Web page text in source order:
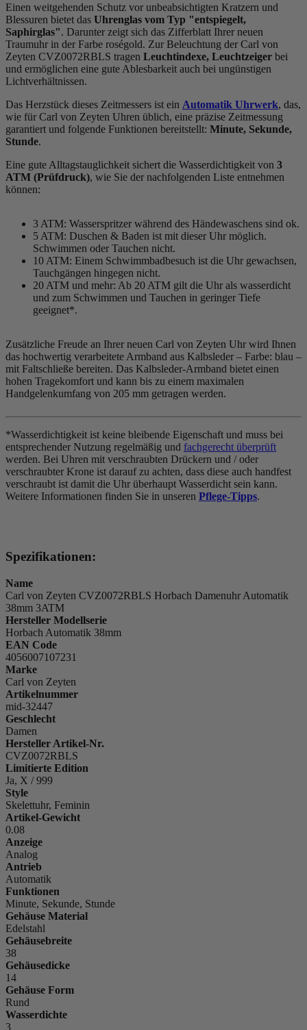
Einen weitgehenden Schutz vor unbeabsichtigten Kratzern und
Blessuren bietet das Uhrenglas vom Typ "entspiegelt,
Saphirglas". Darunter zeigt sich das Zifferblatt Ihrer neuen
Traumuhr in der Farbe roségold. Zur Beleuchtung der Carl von
Zeyten CVZ0072RBLS tragen Leuchtindexe, Leuchtzeiger bei
und ermöglichen eine gute Ablesbarkeit auch bei ungünstigen
Lichtverhältnissen.
Das Herzstück dieses Zeitmessers ist ein Automatik Uhrwerk, das,
wie für Carl von Zeyten Uhren üblich, eine präzise Zeitmessung
garantiert und folgende Funktionen bereitstellt: Minute, Sekunde,
Stunde.
Eine gute Alltagstauglichkeit sichert die Wasserdichtigkeit von 3
ATM (Prüfdruck), wie Sie der nachfolgenden Liste entnehmen
können:
3 ATM: Wasserspritzer während des Händewaschens sind ok.
5 ATM: Duschen & Baden ist mit dieser Uhr möglich.
Schwimmen oder Tauchen nicht.
10 ATM: Einem Schwimmbadbesuch ist die Uhr gewachsen,
Tauchgängen hingegen nicht.
20 ATM und mehr: Ab 20 ATM gilt die Uhr als wasserdicht
und zum Schwimmen und Tauchen in geringer Tiefe
geeignet*.
Zusätzliche Freude an Ihrer neuen Carl von Zeyten Uhr wird Ihnen
das hochwertig verarbeitete Armband aus Kalbsleder – Farbe: blau –
mit Faltschließe bereiten. Das Kalbsleder-Armband bietet einen
hohen Tragekomfort und kann bis zu einem maximalen
Handgelenkumfang von 205 mm getragen werden.
*Wasserdichtigkeit ist keine bleibende Eigenschaft und muss bei
entsprechender Nutzung regelmäßig und fachgerecht überprüft
werden. Bei Uhren mit verschraubten Drückern und / oder
verschraubter Krone ist darauf zu achten, dass diese auch handfest
verschraubt ist damit die Uhr überhaupt Wasserdicht sein kann.
Weitere Informationen finden Sie in unseren Pflege-Tipps.
Spezifikationen:
Name
Carl von Zeyten CVZ0072RBLS Horbach Damenuhr Automatik
38mm 3ATM
Hersteller Modellserie
Horbach Automatik 38mm
EAN Code
4056007107231
Marke
Carl von Zeyten
Artikelnummer
mid-32447
Geschlecht
Damen
Hersteller Artikel-Nr.
CVZ0072RBLS
Limitierte Edition
Ja, X / 999
Style
Skelettuhr, Feminin
Artikel-Gewicht
0.08
Anzeige
Analog
Antrieb
Automatik
Funktionen
Minute, Sekunde, Stunde
Gehäuse Material
Edelstahl
Gehäusebreite
38
Gehäusedicke
14
Gehäuse Form
Rund
Wasserdichte
3